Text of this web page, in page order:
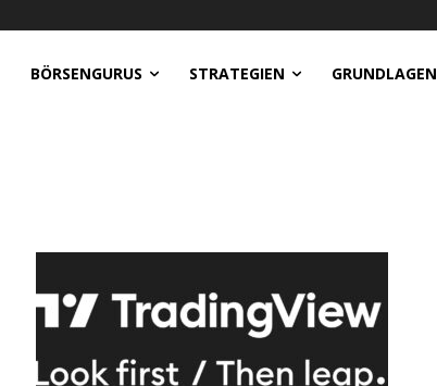
BÖRSENGURUS STRATEGIEN GRUNDLAGEN